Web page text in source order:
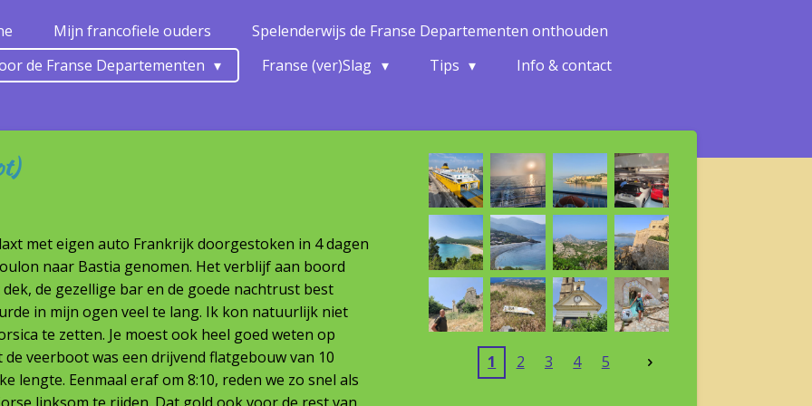
Mijn francofiele ouders
Spelenderwijs de Franse Departementen onthouden
de Franse Departementen
Franse (ver)Slag Tips
Info & contact
met eigen auto Frankrijk doorgestoken in 4 dagen
naar Bastia genomen. Het verblijf aan boord
de gezellige bar en de goede nachtrust best
in mijn ogen veel te lang. Ik kon natuurlijk niet
te zetten. Je moest ook heel goed weten op
veerboot was een drijvend flatgebouw van 10
lengte. Eenmaal eraf om 8:10, reden we zo snel als
1 2 3 4 5